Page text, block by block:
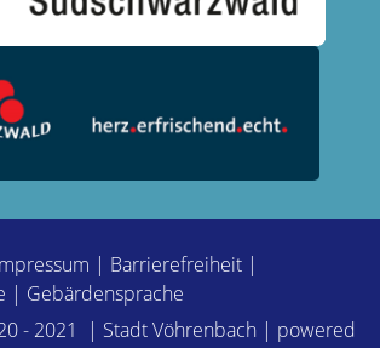
| Barrierefreiheit |
| Gebärdensprache
- 2021 | Stadt Vöhrenbach | powered